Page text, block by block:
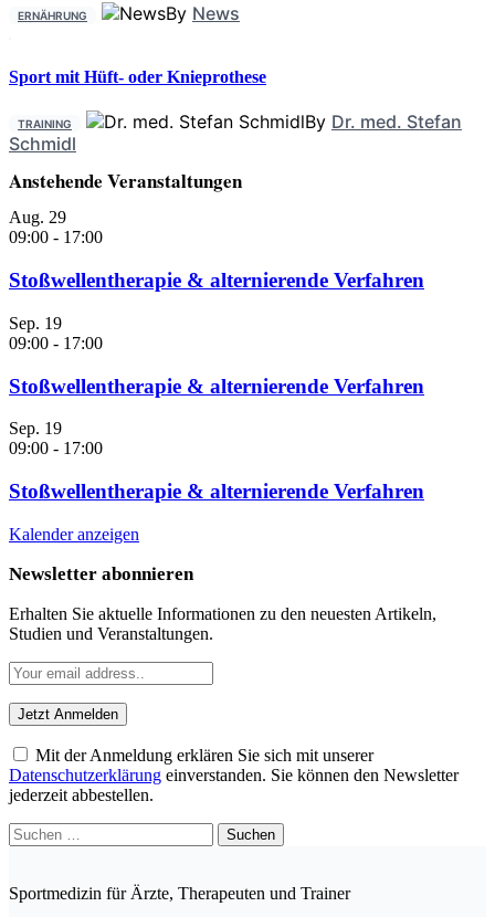
ERNÄHRUNG By News
Sport mit Hüft- oder Knieprothese
TRAINING By Dr. med. Stefan
Schmidl
Anstehende Veranstaltungen
Aug. 29
09:00 - 17:00
Stoßwellentherapie & alternierende Verfahren
Sep. 19
09:00 - 17:00
Stoßwellentherapie & alternierende Verfahren
Sep. 19
09:00 - 17:00
Stoßwellentherapie & alternierende Verfahren
Kalender anzeigen
Newsletter abonnieren
Erhalten Sie aktuelle Informationen zu den neuesten Artikeln,
Studien und Veranstaltungen.
Mit der Anmeldung erklären Sie sich mit unserer
Datenschutzerklärung einverstanden. Sie können den Newsletter
jederzeit abbestellen.
Suchen
nach:
Sportmedizin für Ärzte, Therapeuten und Trainer